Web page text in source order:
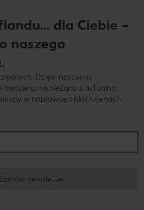
dla Ciebie –
naszego
Dzięki naszemu
będziesz na bieżąco z aktualną
w naprawdę niskich cenach.
newsletter